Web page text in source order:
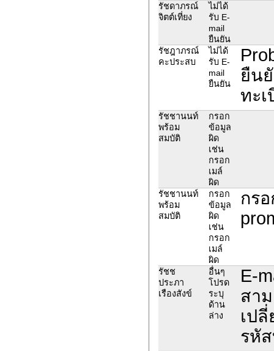
รัชดาภรณ์
จิตต์เที่ยง
ไม่ได้
รับ E-
mail
ยืนยัน
รัชฎาภรณ์
คะประสบ
ไม่ได้
รับ E-
mail
ยืนยัน
ยืน
ทะ
รัชชานนท์
พร้อม
สมบัติ
กรอก
ข้อมูล
ผิด
เช่น
กรอก
เมล์
ผิด
รัชชานนท์
พร้อม
สมบัติ
กรอก
ข้อมูล
ผิด
เช่น
กรอก
เมล์
ผิด
กร
รัชช
ประภา
เรืองสังข์
อื่นๆ
โปรด
ระบุ
ด้าน
ล่าง
E-
สา
เป
รหั